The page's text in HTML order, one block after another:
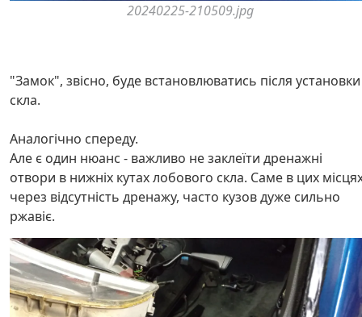
20240225-210509.jpg
"Замок", звісно, буде встановлюватись після установки
скла.
Аналогічно спереду.
Але є один нюанс - важливо не заклеїти дренажні
отвори в нижніх кутах лобового скла. Саме в цих
через відсутність дренажу, часто кузов дуже сильно
ржавіє.